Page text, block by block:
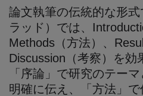
論文執筆の伝統的な形
ラッド）では、
Methods（方法）、
Discussion（考察）を効
「序論」で研究のテー
明確に伝え、「方法」